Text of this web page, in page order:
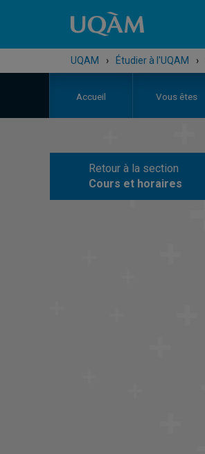
UQAM › Étudier à l'UQAM ›
Accueil Vous êtes
Retour à la section
Cours et horaires